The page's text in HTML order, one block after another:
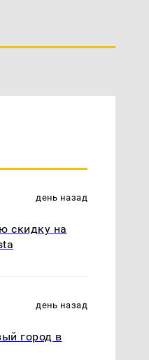
день назад
скидку на
день назад
город в